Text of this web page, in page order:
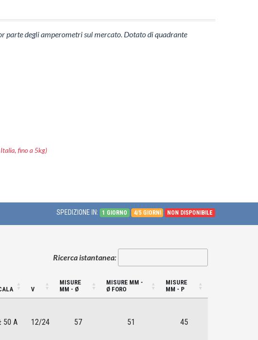
parte degli amperometri sul mercato. Dotato di quadrante
fino a 5kg)
SPEDIZIONE IN: 1 GIORNO 4/5 GIORNI NON DISPONIBILE
Ricerca istantanea:
V
MISURE
MM - Ø
MISURE MM -
Ø FORO
MISURE
MM - P
50 A 12/24 57 51 45